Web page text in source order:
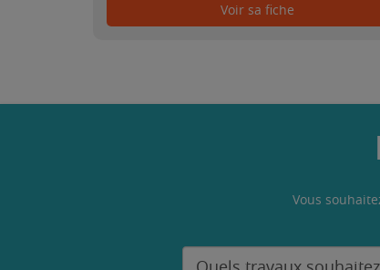
Voir sa fiche
Vous